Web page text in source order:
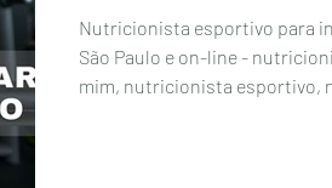
Nutricionista esportivo para
São Paulo e on-line -
mim, nutricionista esportivo,